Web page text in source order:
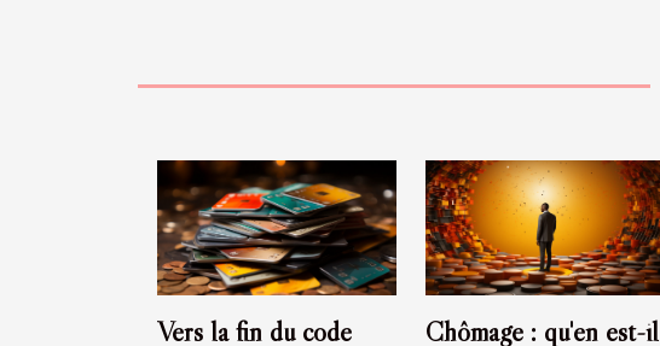
Vers la fin du code
Chômage : qu'en est-il